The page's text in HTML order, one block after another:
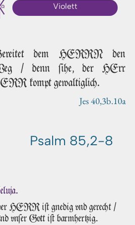
Violett
dem HERRN den
/ denn ſi­he, der HErr
kompt gewaltiglich.
Jes 40,3b.10a
Psalm 85,2-8
HERR iſt gnedig vnd gerecht /
vn­ſer Gott iſt barmhertzig.